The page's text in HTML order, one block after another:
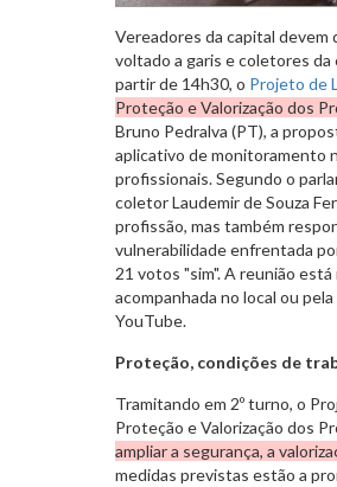
Vereadores da capital devem
voltado a garis e coletores
partir de 14h30, o Projeto de
Proteção e Valorização dos
Bruno Pedralva (PT), a
aplicativo de monitoramento
profissionais. Segundo o
coletor Laudemir de Souza
profissão, mas também
vulnerabilidade enfrentada
21 votos "sim". A reunião
acompanhada no local ou
YouTube.
Proteção, condições de
Tramitando em 2º turno, o
Proteção e Valorização dos
ampliar a segurança, a
medidas previstas estão a